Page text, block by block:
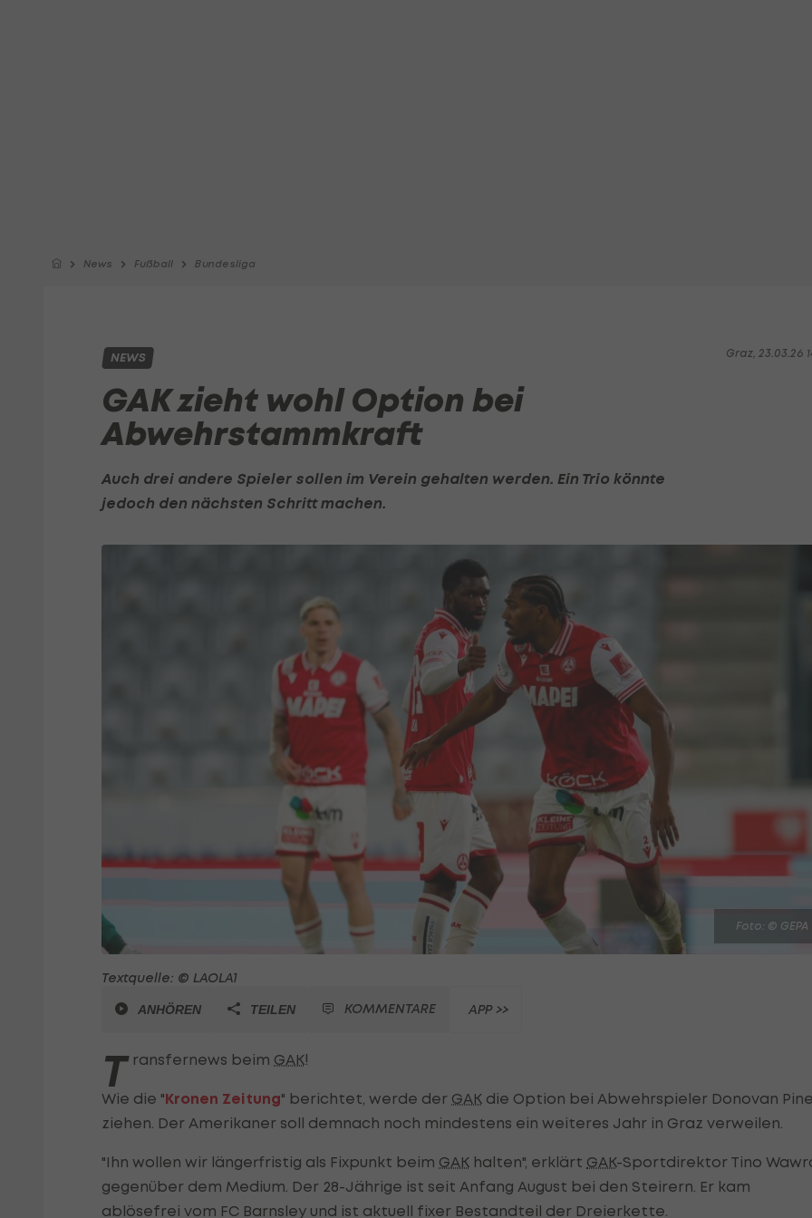
News Fußball Bundesliga
Graz, 23.03.26
NEWS
GAK zieht wohl Option bei
Abwehrstammkraft
Auch drei andere Spieler sollen im Verein gehalten werden. Ein Trio könnte
jedoch den nächsten Schritt machen.
Foto: © GEPA
Textquelle: © LAOLA1
ANHÖREN TEILEN KOMMENTARE APP >>
T ransfernews beim GAK!
Wie die "Kronen Zeitung" berichtet, werde der GAK die Option bei Abwehrspieler Donovan
ziehen. Der Amerikaner soll demnach noch mindestens ein weiteres Jahr in Graz verweilen.
"Ihn wollen wir längerfristig als Fixpunkt beim GAK halten", erklärt GAK-Sportdirektor Tino
gegenüber dem Medium. Der 28-Jährige ist seit Anfang August bei den Steirern. Er kam
ablösefrei vom FC Barnsley und ist aktuell fixer Bestandteil der Dreierkette.